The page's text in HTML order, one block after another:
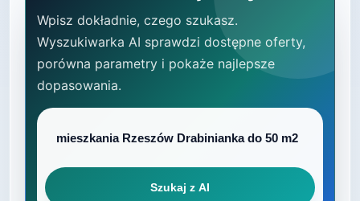
Wpisz dokładnie, czego szukasz.
Wyszukiwarka AI sprawdzi dostępne oferty,
porówna parametry i pokaże najlepsze
dopasowania.
Szukaj z AI